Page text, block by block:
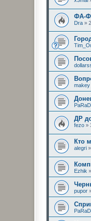
ФА-
Dra »
makey
ДР
fezo »
Кто
alegri
Ezhik
pupor